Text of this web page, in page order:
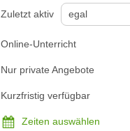
Zuletzt aktiv
Online-Unterricht
Nur private Angebote
Kurzfristig verfügbar
Zeiten auswählen